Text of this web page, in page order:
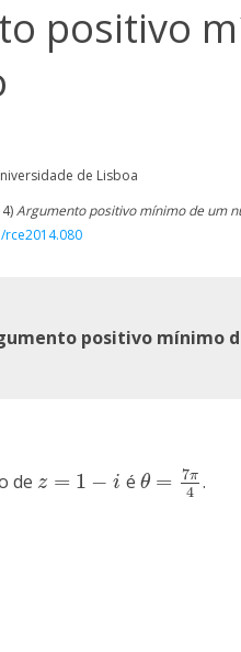
positivo
de Lisboa
Argumento positivo mínimo de um
positivo mínimo
de z = 1 − i
z=1− i é θ = 7π
4
θ=7π 4 .